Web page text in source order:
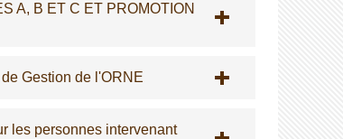
A, B ET C ET PROMOTION
Gestion de l'ORNE
les personnes intervenant